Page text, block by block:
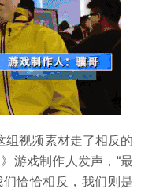
组视频素材走了相反的
游戏制作人发声，“最
恰恰相反，我们则是